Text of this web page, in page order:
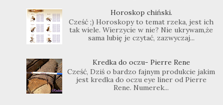
Horoskop chiński.
Cześć ;) Horoskopy to temat rzeka, jest ich
tak wiele. Wierzycie w nie? Nie ukrywam,że
sama lubię je czytać, zazwyczaj...
Kredka do oczu- Pierre Rene
Cześć, Dziś o bardzo fajnym produkcie jakim
jest kredka do oczu eye liner od Pierre
Rene. Numerek...